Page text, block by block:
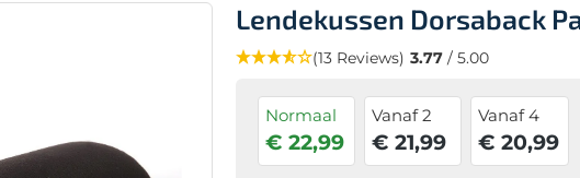
Lendekussen Dorsaback
(13 Reviews) 3.77/ 5.00
Normaal
€ 22,99
Vanaf 2
€ 21,99
Vanaf 4
€ 20,99